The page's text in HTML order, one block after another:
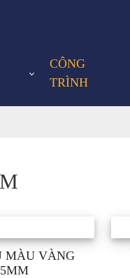
CÔNG
TRÌNH
MÀU VÀNG